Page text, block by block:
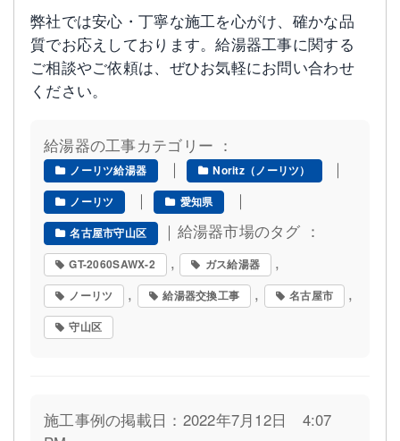
弊社では安心・丁寧な施工を心がけ、確かな品
質でお応えしております。給湯器工事に関する
ご相談やご依頼は、ぜひお気軽にお問い合わせ
ください。
給湯器の工事カテゴリー ：
ノーリツ給湯器 ｜ Noritz（ノーリツ） ｜
ノーリツ ｜ 愛知県 ｜
名古屋市守山区 ｜給湯器市場のタグ ：
GT-2060SAWX-2 , ガス給湯器 ,
ノーリツ , 給湯器交換工事 , 名古屋市 ,
守山区
施工事例の掲載日：2022年7月12日 4:07